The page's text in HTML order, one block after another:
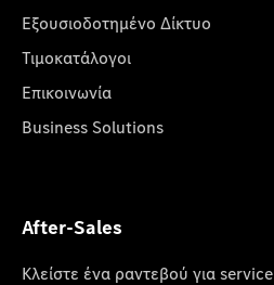
Εξουσιοδοτημένο Δίκτυο
Τιμοκατάλογοι
Επικοινωνία
Business Solutions
After-Sales
Κλείστε ένα ραντεβού για service